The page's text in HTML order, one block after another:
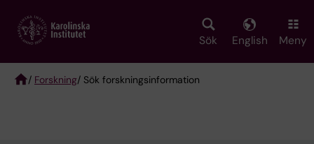
main
Sök English Meny
/ Forskning/ Sök forskningsinformation